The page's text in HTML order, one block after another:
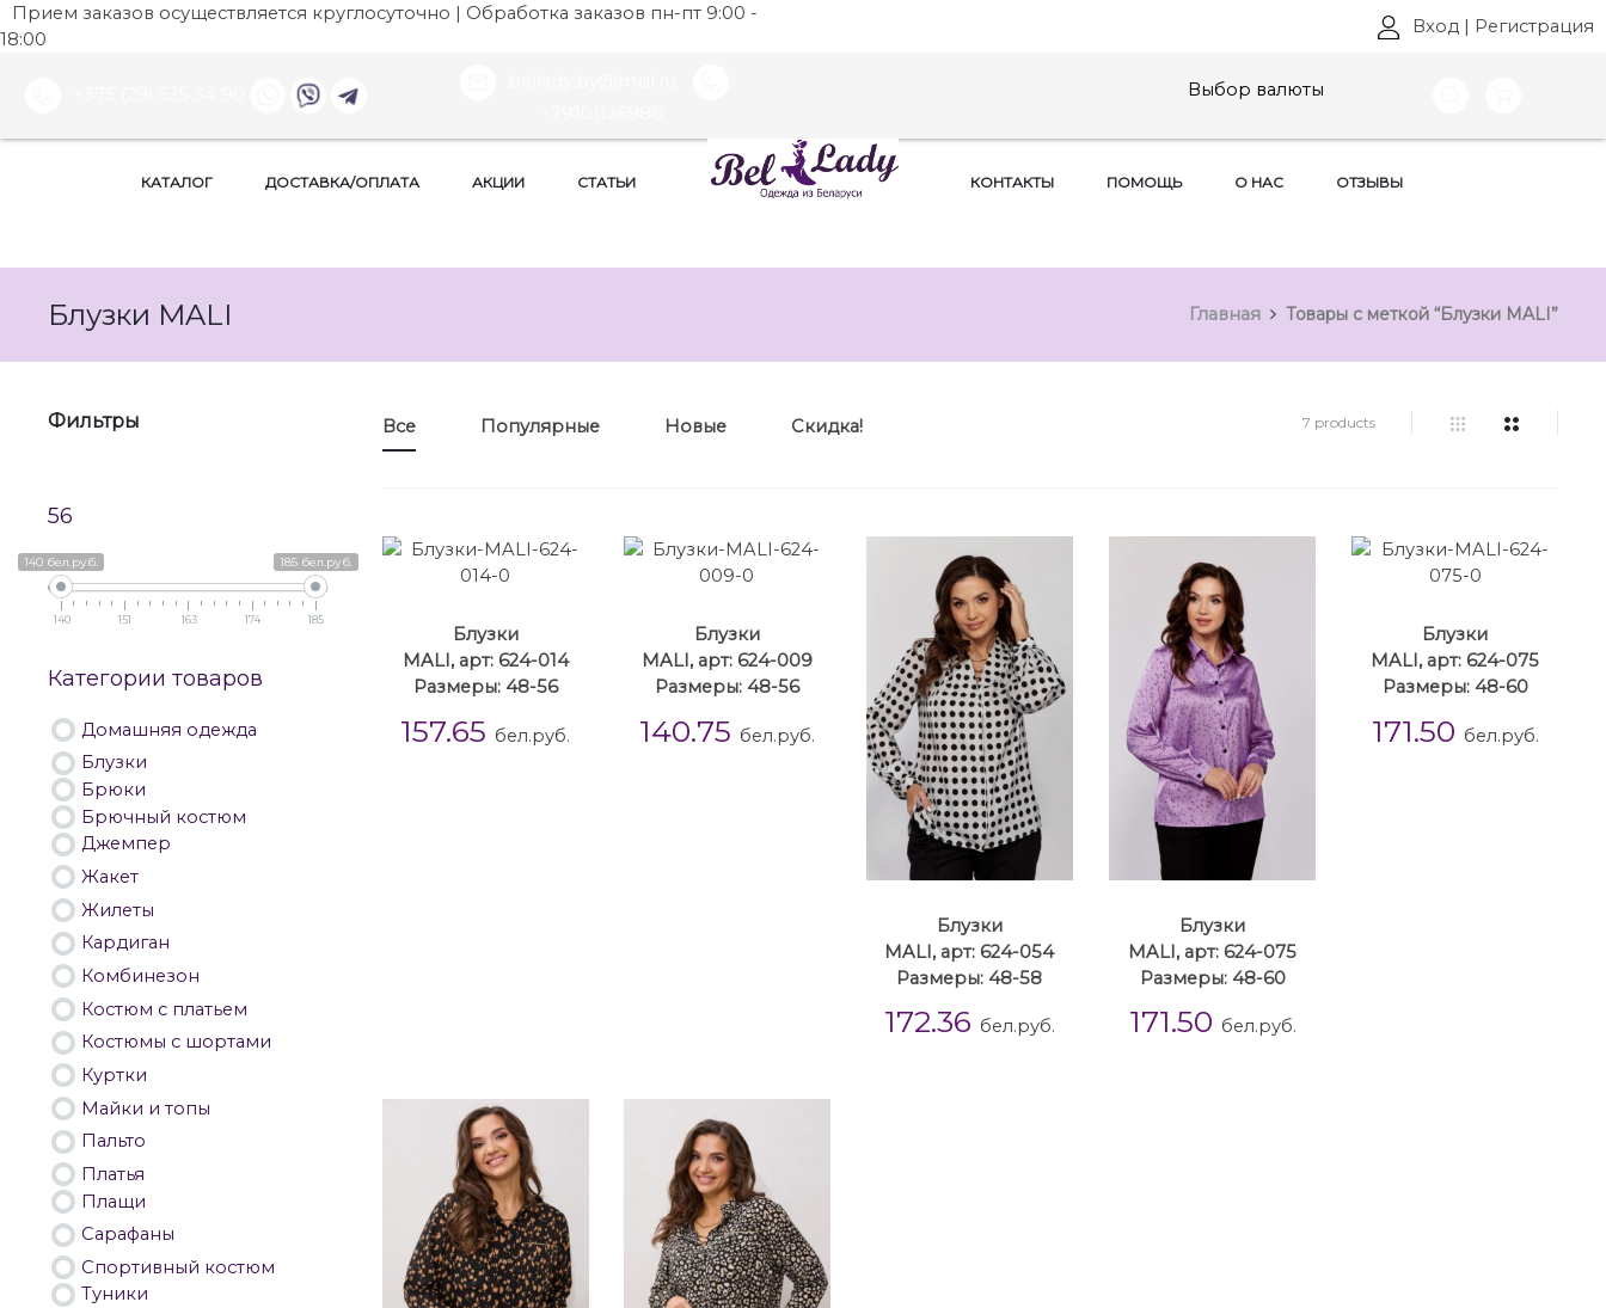
Прием заказов осуществляется круглосуточно | Обработка заказов пн-пт 9:00 -
18:00
Вход | Регистрация
Выбор валюты
КАТАЛОГ ДОСТАВКА/ОПЛАТА АКЦИИ СТАТЬИ КОНТАКТЫ ПОМОЩЬ О НАС ОТЗЫВЫ
Блузки MALI Главная Товары с меткой “Блузки MALI”
Все Популярные Новые Скидка! 7 products
Блузки
MALI, арт: 624-014
Размеры: 48-56
157.65 бел.руб.
Блузки
MALI, арт: 624-009
Размеры: 48-56
140.75 бел.руб.
Блузки
MALI, арт: 624-054
Размеры: 48-58
172.36 бел.руб.
Блузки
MALI, арт: 624-075
Размеры: 48-60
171.50 бел.руб.
Блузки
MALI, арт: 624-075
Размеры: 48-60
171.50 бел.руб.
Фильтры
56
140 бел.руб. 185 бел.руб.
140 151 163 174 185
Категории товаров
Домашняя одежда
Блузки
Брюки
Брючный костюм
Джемпер
Жакет
Жилеты
Кардиган
Комбинезон
Костюм с платьем
Костюмы с шортами
Куртки
Майки и топы
Пальто
Платья
Плащи
Сарафаны
Спортивный костюм
Туники